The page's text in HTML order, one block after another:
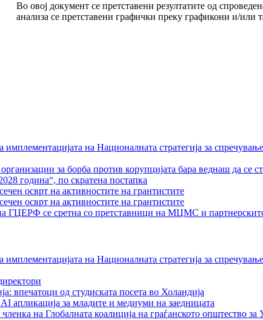
Во овој документ се претставени резултатите од
анализа се претставени графички преку графикони и/или
имплементацијата на Националната стратегија за
за борба против корупцијата бара веднаш да
година“, по скратена постапка
осврт на активностите на грантистите
осврт на активностите на грантистите
ГЦЕРФ се сретна со претставници на МЦМС и
имплементацијата на Националната стратегија за
впечатоци од студиската посета во Холандија
апликација за младите и медиуми на заедницата
на Глобалната коалиција на граѓанското општество